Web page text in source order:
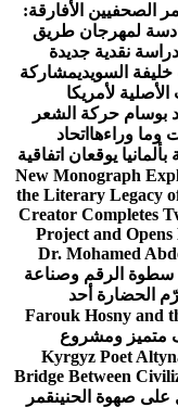
الصحفيين الأفارقة:
لمهرجان طريق
نقدية جديدة
السويديمشاركة
لأمريكا
بوسام حركة الشعر
وما وراءها اتحاد
بألمانيا يوقعان اتفاقية
New Monograph
the Literary Legacy
Creator Completes
Project and Opens
Dr. Mohamed
سطوة الرقم وصناعة
الحضارة أحد
Farouk Hosny and
ومشروع
Kyrgyz Poet
Bridge Between
صهوة الحنينقمر